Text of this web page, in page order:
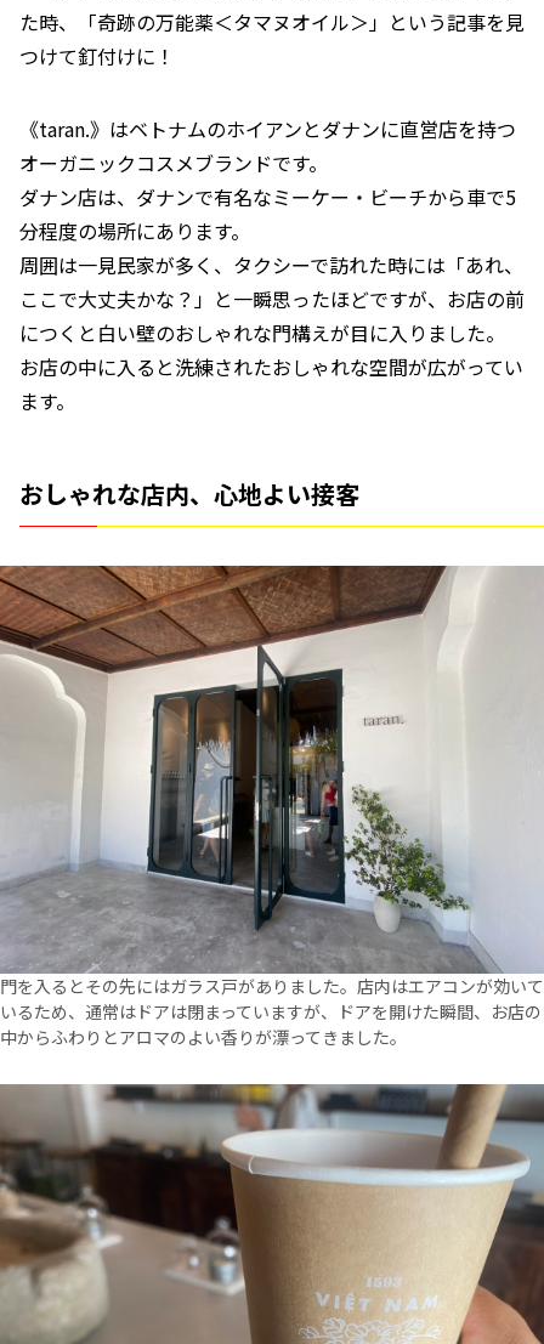
た時、「奇跡の万能薬＜タマヌオイル＞」という記事を見
つけて釘付けに！
《taran.》はベトナムのホイアンとダナンに直営店を持つ
オーガニックコスメブランドです。
ダナン店は、ダナンで有名なミーケー・ビーチから車で5
分程度の場所にあります。
周囲は一見民家が多く、タクシーで訪れた時には「あれ、
ここで大丈夫かな？」と一瞬思ったほどですが、お店の前
につくと白い壁のおしゃれな門構えが目に入りました。
お店の中に入ると洗練されたおしゃれな空間が広がってい
ます。
おしゃれな店内、心地よい接客
門を入るとその先にはガラス戸がありました。店内はエアコンが効いて
いるため、通常はドアは閉まっていますが、ドアを開けた瞬間、お店の
中からふわりとアロマのよい香りが漂ってきました。